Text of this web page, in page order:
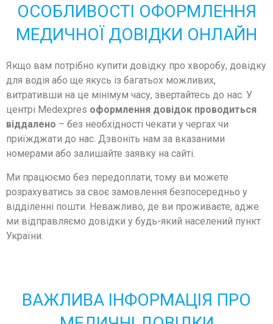
ОСОБЛИВОСТІ ОФОРМЛЕННЯ
МЕДИЧНОЇ ДОВІДКИ ОНЛАЙН
Якщо вам потрібно купити довідку про хворобу, довідку
для водія або ще якусь із багатьох можливих,
витративши на це мінімум часу, звертайтесь до нас. У
центрі Medexpres оформлення довідок проводиться
віддалено – без необхідності чекати у чергах чи
приїжджати до нас. Дзвоніть нам за вказаними
номерами або залишайте заявку на сайті.
Ми працюємо без передоплати, тому ви можете
розрахуватись за своє замовлення безпосередньо у
відділенні пошти. Неважливо, де ви проживаєте, адже
ми відправляємо довідки у будь-який населений пункт
України.
ВАЖЛИВА ІНФОРМАЦІЯ ПРО